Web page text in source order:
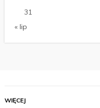
31
« lip
WIĘCEJ